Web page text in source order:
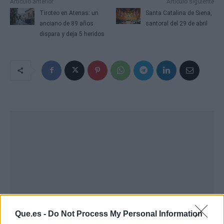
Que.es - Do Not Process My Personal Information
Artículo anterior
Tiroteo en Atenas: un
anciano de 89 años
dispara y deja 5 heridos
Artículo siguiente
Santa Catalina de Siena,
santoral del 29 de abril